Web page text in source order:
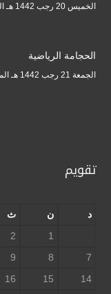
الخميس 20 رجب 1442 هـ الموافق 4 مارس 2021 مـ
الحجامة الرياضية
الجمعة 21 رجب 1442 هـ الموافق 5 مارس 2021 مـ
تقويم
د ن ث
1
2
7
8
9
14
15
16